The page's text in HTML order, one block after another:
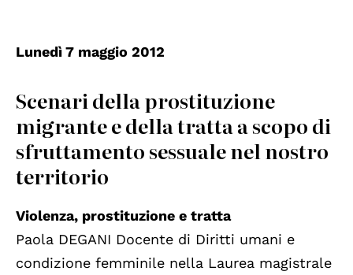
Lunedì 7 maggio 2012
Scenari della prostituzione
migrante e della tratta a scopo di
sfruttamento sessuale nel nostro
territorio
Violenza, prostituzione e tratta
Paola DEGANI Docente di Diritti umani e
condizione femminile nella Laurea magistrale